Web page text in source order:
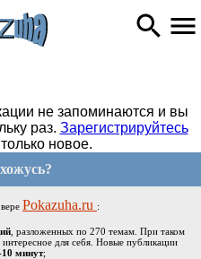
не запоминаются и вы
раз. Зарегистрируйтесь
новое.
Pokazuha.ru :
, разложенных по 270 темам. При таком
для себя. Новые публикации
минут;